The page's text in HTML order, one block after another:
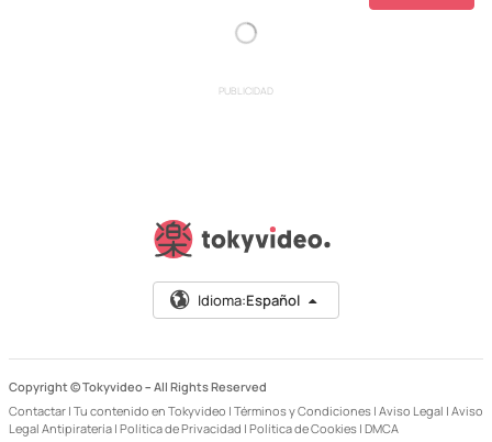
PUBLICIDAD
Idioma:Español
Copyright © Tokyvideo – All Rights Reserved
Contactar | Tu contenido en Tokyvideo | Términos y Condiciones | Aviso Legal | Aviso
Legal Antipiratería | Política de Privacidad | Política de Cookies | DMCA